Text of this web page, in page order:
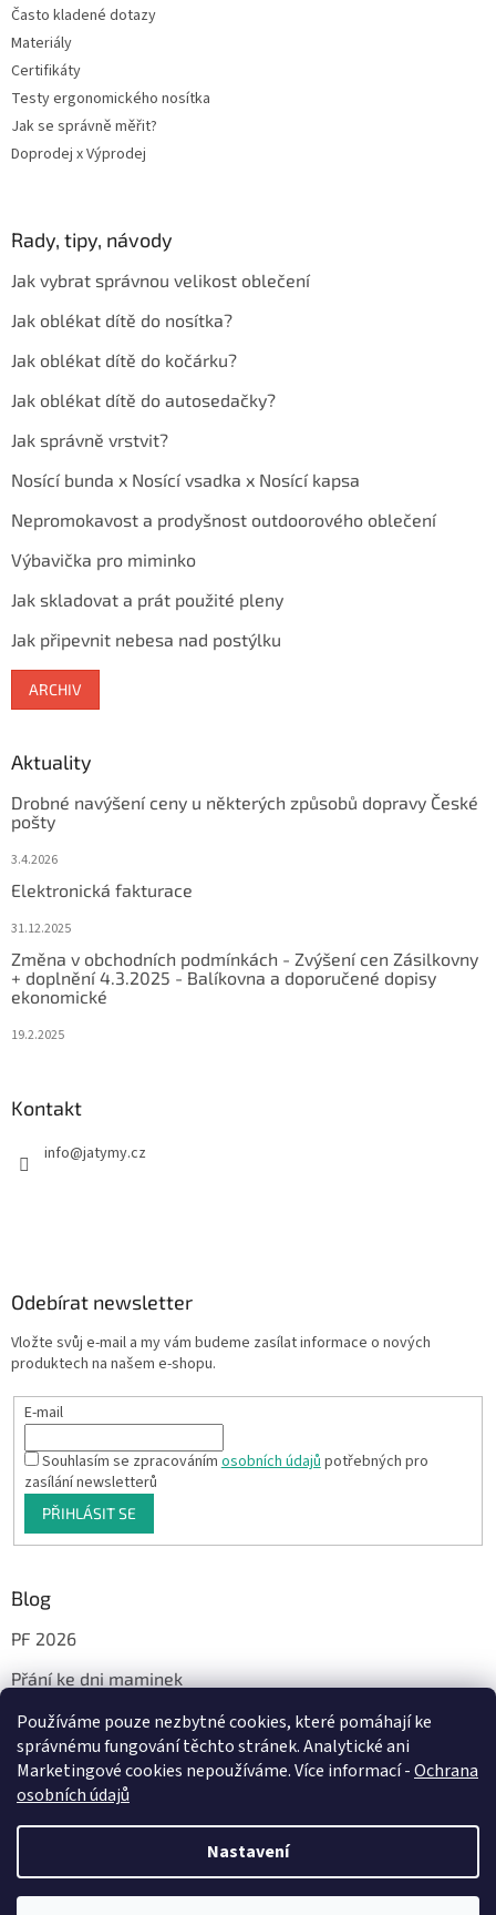
Používáme pouze nezbytné cookies, které pomáhají ke
správnému fungování těchto stránek. Analytické ani
Marketingové cookies nepoužíváme. Více informací -Ochrana
osobních údajů
Nastavení
Milí, od 29.7. do 14.8.2026 bude probíhat dovolená. Vaše objednávky a
Často kladené dotazy
Materiály
Certifikáty
Testy ergonomického nosítka
Jak se správně měřit?
Doprodej x Výprodej
Rady, tipy, návody
Jak vybrat správnou velikost oblečení
Jak oblékat dítě do nosítka?
Jak oblékat dítě do kočárku?
Jak oblékat dítě do autosedačky?
Jak správně vrstvit?
Nosící bunda x Nosící vsadka x Nosící kapsa
Nepromokavost a prodyšnost outdoorového oblečení
Výbavička pro miminko
Jak skladovat a prát použité pleny
Jak připevnit nebesa nad postýlku
ARCHIV
Aktuality
Drobné navýšení ceny u některých způsobů dopravy České
pošty
3.4.2026
Elektronická fakturace
31.12.2025
Změna v obchodních podmínkách - Zvýšení cen Zásilkovny
+ doplnění 4.3.2025 - Balíkovna a doporučené dopisy
ekonomické
19.2.2025
Kontakt
info@jatymy.cz
Odebírat newsletter
Vložte svůj e-mail a my vám budeme zasílat informace o nových
produktech na našem e-shopu.
E-mail
Souhlasím se zpracováním osobních údajů potřebných pro
zasílání newsletterů
PŘIHLÁSIT SE
Blog
PF 2026
Přání ke dni maminek
Facebook
Vytvořil Shoptet